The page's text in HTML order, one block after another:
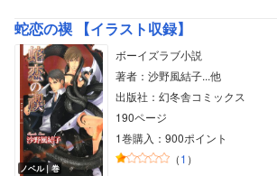
蛇恋の禊 【イラスト収録】
ノベル｜巻
ボーイズラブ小説
著者：沙野風結子...他
出版社：幻冬舎コミックス
190ページ
1巻購入：900ポイント
（1 ）